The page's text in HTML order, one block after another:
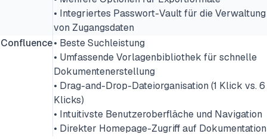
• Integriertes Passwort-Vault für die Verwaltung
von Zugangsdaten
Confluence• Beste Suchleistung
• Umfassende Vorlagenbibliothek für schnelle
Dokumentenerstellung
• Drag-and-Drop-Dateiorganisation (1 Klick vs. 6
Klicks)
• Intuitivste Benutzeroberfläche und Navigation
• Direkter Homepage-Zugriff auf Dokumentation